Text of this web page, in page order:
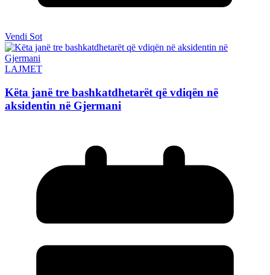
Vendi Sot
LAJMET
Këta janë tre bashkatdhetarët që vdiqën në
aksidentin në Gjermani